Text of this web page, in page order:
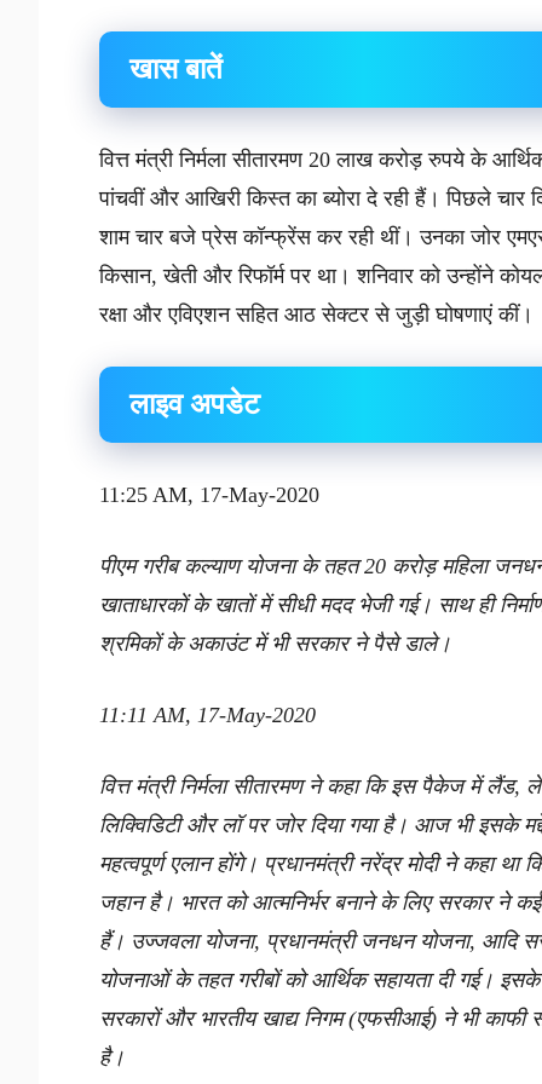
खास बातें
वित्त मंत्री निर्मला सीतारमण 20 लाख करोड़ रुपये के
पांचवीं और आखिरी किस्त का ब्योरा दे रही हैं। पिछले चार
शाम चार बजे प्रेस कॉन्फ्रेंस कर रही थीं। उनका जोर
किसान, खेती और रिफॉर्म पर था। शनिवार को उन्होंने
रक्षा और एविएशन सहित आठ सेक्टर से जुड़ी घोषणाएं कीं।
लाइव अपडेट
11:25 AM, 17-May-2020
पीएम गरीब कल्याण योजना के तहत 20 करोड़ महिला
खाताधारकों के खातों में सीधी मदद भेजी गई। साथ ही
श्रमिकों के अकाउंट में भी सरकार ने पैसे डाले।
11:11 AM, 17-May-2020
वित्त मंत्री निर्मला सीतारमण ने कहा कि इस पैकेज में लैंड,
लिक्विडिटी और लॉ पर जोर दिया गया है। आज भी इसके
महत्वपूर्ण एलान होंगे। प्रधानमंत्री नरेंद्र मोदी ने कहा था
जहान है। भारत को आत्मनिर्भर बनाने के लिए सरकार ने
हैं। उज्जवला योजना, प्रधानमंत्री जनधन योजना, आदि
योजनाओं के तहत गरीबों को आर्थिक सहायता दी गई। इसके
सरकारों और भारतीय खाद्य निगम (एफसीआई) ने भी काफी
है।